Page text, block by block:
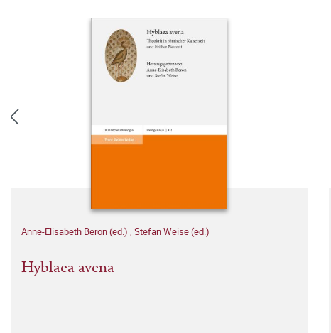
Anne-Elisabeth Beron (ed.) , Stefan Weise (ed.)
Hyblaea avena